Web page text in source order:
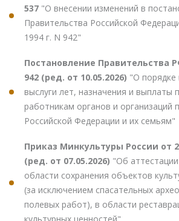
537 "О внесении изменений в
Правительства Российской
1994 г. N 942"
Постановление Правительства
942 (ред. от 10.05.2026) "О порядке
выслуги лет, назначения и выплаты
работникам органов и организаций
Российской Федерации и их семьям"
Приказ Минкультуры России от
(ред. от 07.05.2026) "Об
области сохранения объектов
(за исключением спасательных
полевых работ), в области